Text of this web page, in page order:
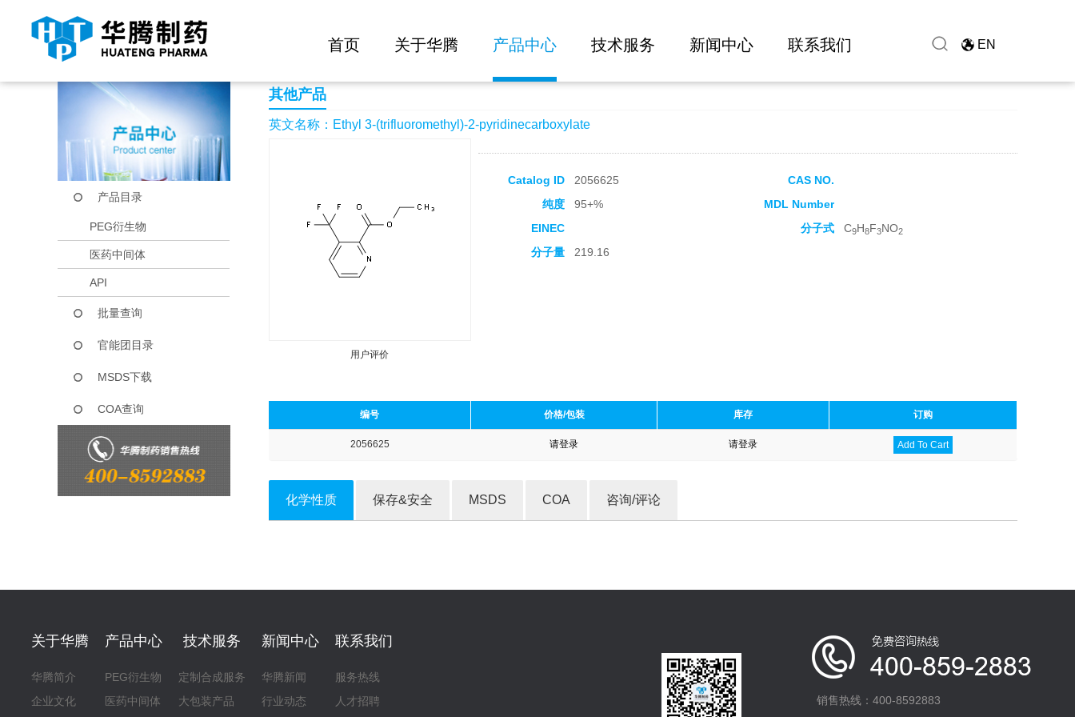
首页 关于华腾 产品中心 技术服务 新闻中心 联系我们 EN
当前位置： 首页 产品中心 Ethyl 3-(trifluoromethyl)-2-pyridinecarboxylate
产品目录
PEG衍生物
医药中间体
API
批量查询
官能团目录
MSDS下载
COA查询
其他产品
英文名称：Ethyl 3-(trifluoromethyl)-2-pyridinecarboxylate
用户评价
Catalog ID 2056625
CAS NO.
纯度
95+%
MDL Number
EINEC
分子式 C9H8F3NO2
分子量 219.16
编号 价格/包装 库存 订购
2056625 请登录 请登录 Add To Cart
化学性质 保存&安全 MSDS COA 咨询/评论
关于华腾
华腾简介
企业文化
产品中心
PEG衍生物
医药中间体
技术服务
定制合成服务
大包装产品
新闻中心
华腾新闻
行业动态
联系我们
服务热线
人才招聘
销售热线：400-8592883